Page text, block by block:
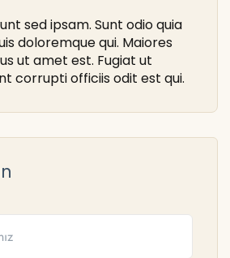
sed ipsam. Sunt odio quia
doloremque qui. Maiores
ut amet est. Fugiat ut
corrupti officiis odit est qui.